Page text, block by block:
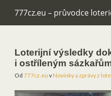
777cz.eu – průvodce
Loterijní výsledky
i ostříleným
Od 777cz.eu vNovinky a zprávy z